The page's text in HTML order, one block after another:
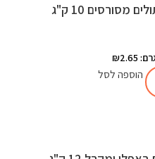
מסורסים 10 ק"ג
הוספה לסל